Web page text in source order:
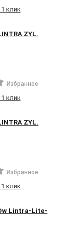
клик
ZYL.
Избранное
клик
ZYL.
Избранное
клик
Lintra-Lite-